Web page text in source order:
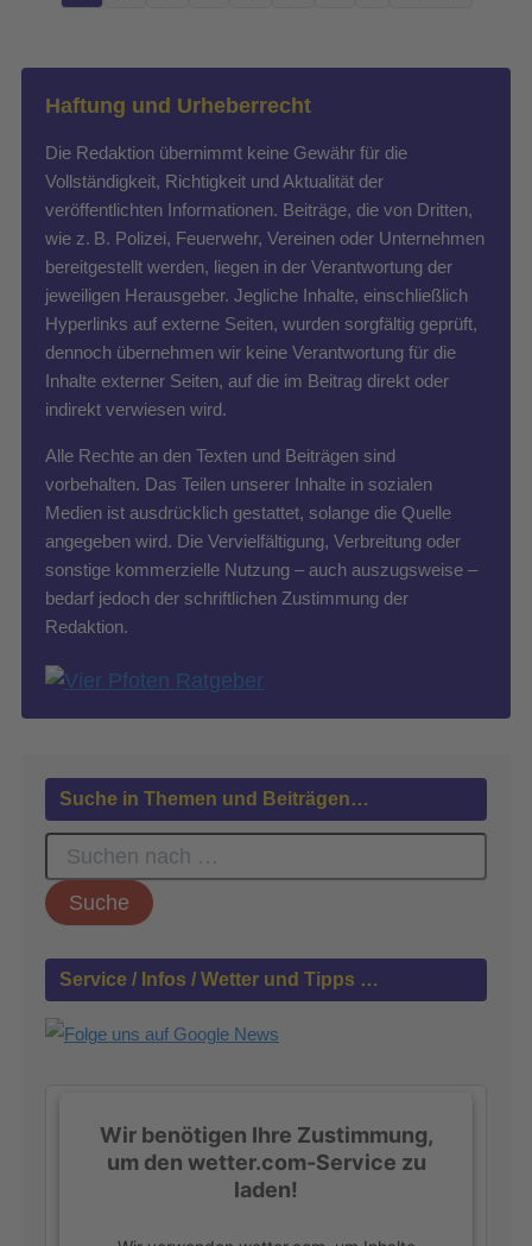
Haftung und Urheberrecht
Die Redaktion übernimmt keine Gewähr für die
Vollständigkeit, Richtigkeit und Aktualität der
veröffentlichten Informationen. Beiträge, die von Dritten,
wie z. B. Polizei, Feuerwehr, Vereinen oder Unternehmen
bereitgestellt werden, liegen in der Verantwortung der
jeweiligen Herausgeber. Jegliche Inhalte, einschließlich
Hyperlinks auf externe Seiten, wurden sorgfältig geprüft,
dennoch übernehmen wir keine Verantwortung für die
Inhalte externer Seiten, auf die im Beitrag direkt oder
indirekt verwiesen wird.
Alle Rechte an den Texten und Beiträgen sind
vorbehalten. Das Teilen unserer Inhalte in sozialen
Medien ist ausdrücklich gestattet, solange die Quelle
angegeben wird. Die Vervielfältigung, Verbreitung oder
sonstige kommerzielle Nutzung – auch auszugsweise –
bedarf jedoch der schriftlichen Zustimmung der
Redaktion.
Suche in Themen und Beiträgen…
c
h
n
c
Service / Infos / Wetter und Tipps …
Wir benötigen Ihre Zustimmung,
um den wetter.com-Service zu
laden!